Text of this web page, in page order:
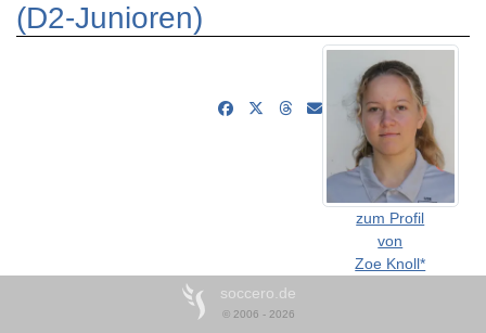
(D2-Junioren)
zum Profil
von
Zoe Knoll*
soccero.de
© 2006 - 2026